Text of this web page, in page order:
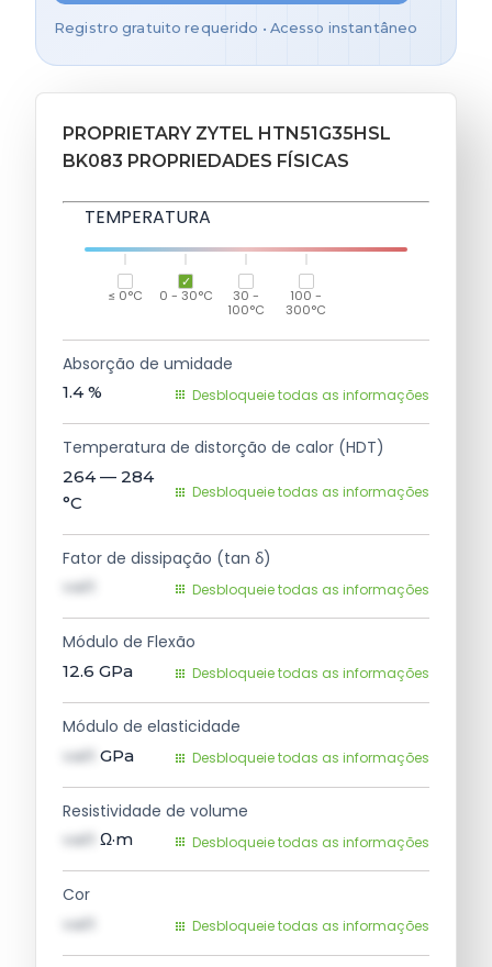
Registro gratuito requerido • Acesso instantâneo
PROPRIETARY ZYTEL HTN51G35HSL
BK083 PROPRIEDADES FÍSICAS
TEMPERATURA
≤ 0°C 0 - 30°C
30 -
100°C
100 -
300°C
Absorção de umidade
1.4 % Desbloqueie todas as informações
Temperatura de distorção de calor (HDT)
264 — 284
°C
Desbloqueie todas as informações
Fator de dissipação (tan δ)
val1 Desbloqueie todas as informações
Módulo de Flexão
12.6 GPa Desbloqueie todas as informações
Módulo de elasticidade
val1 GPa Desbloqueie todas as informações
Resistividade de volume
val1 Ω·m Desbloqueie todas as informações
Cor
val1 Desbloqueie todas as informações